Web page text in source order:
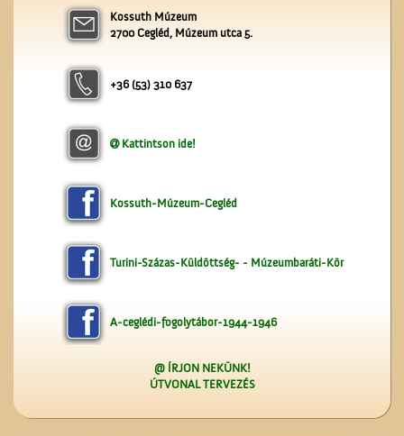
Se nem Kossuth, se nem
Arany…
tanítókról
Kossuth Múzeum
2700 Cegléd, Múzeum utca 5.
+36 (53) 310 637
Kattintson ide!
Kossuth-Múzeum-Cegléd
Turini-Százas-Küldöttség- - Múzeumbaráti-Kör
A-ceglédi-fogolytábor-1944-1946
@ ÍRJON NEKÜNK!
ÚTVONAL TERVEZÉS